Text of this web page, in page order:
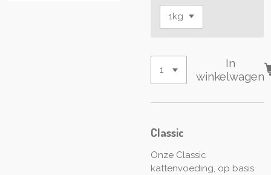
In
winkelwagen
Classic
Onze Classic
kattenvoeding, op basis